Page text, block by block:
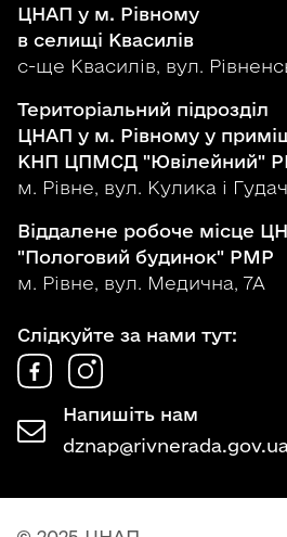
ЦНАП у м. Рівному
в селищі Квасилів
с-ще Квасилів, вул.
Територіальний підрозділ
ЦНАП у м. Рівному у
КНП ЦПМСД "Ювілейний"
м. Рівне, вул. Кулика і
Віддалене робоче місце
"Пологовий будинок" РМР
м. Рівне, вул. Медична, 7А
Слідкуйте за нами тут:
Напишіть нам